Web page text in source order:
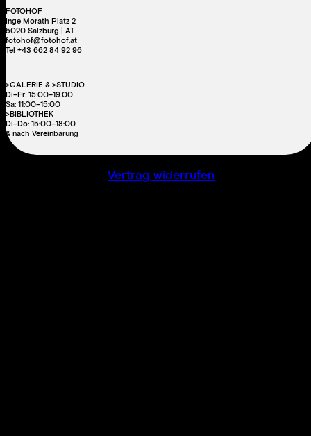
FOTOHOF
Inge Morath Platz 2
5020 Salzburg | AT
fotohof@fotohof.at
Tel +43 662 84 92 96
>GALERIE & >STUDIO
Di–Fr: 15:00–19:00
Sa: 11:00–15:00
>BIBLIOTHEK
Di–Do: 15:00–18:00
& nach Vereinbarung
Vertrag widerrufen